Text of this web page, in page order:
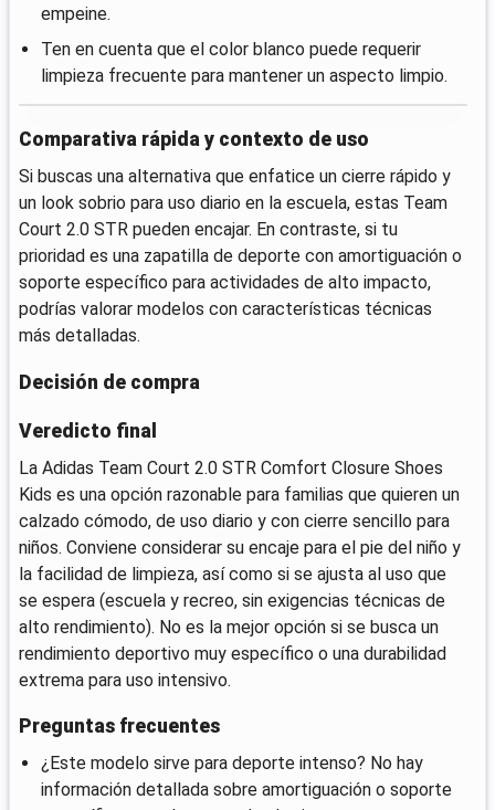
empeine.
Ten en cuenta que el color blanco puede requerir
limpieza frecuente para mantener un aspecto limpio.
Comparativa rápida y contexto de uso
Si buscas una alternativa que enfatice un cierre rápido y
un look sobrio para uso diario en la escuela, estas Team
Court 2.0 STR pueden encajar. En contraste, si tu
prioridad es una zapatilla de deporte con amortiguación o
soporte específico para actividades de alto impacto,
podrías valorar modelos con características técnicas
más detalladas.
Decisión de compra
Veredicto final
La Adidas Team Court 2.0 STR Comfort Closure Shoes
Kids es una opción razonable para familias que quieren un
calzado cómodo, de uso diario y con cierre sencillo para
niños. Conviene considerar su encaje para el pie del niño y
la facilidad de limpieza, así como si se ajusta al uso que
se espera (escuela y recreo, sin exigencias técnicas de
alto rendimiento). No es la mejor opción si se busca un
rendimiento deportivo muy específico o una durabilidad
extrema para uso intensivo.
Preguntas frecuentes
¿Este modelo sirve para deporte intenso? No hay
información detallada sobre amortiguación o soporte